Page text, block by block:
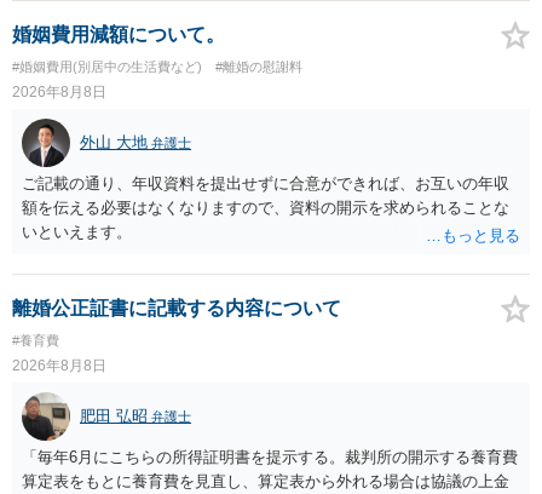
婚姻費用減額について。
#婚姻費用(別居中の生活費など) #離婚の慰謝料
2026年8月8日
外山 大地 弁護士
ご記載の通り、年収資料を提出せずに合意ができれば、お互いの年収
額を伝える必要はなくなりますので、資料の開示を求められることな
いといえます。
離婚公正証書に記載する内容について
#養育費
2026年8月8日
肥田 弘昭 弁護士
「毎年6月にこちらの所得証明書を提示する。裁判所の開示する養育費
算定表をもとに養育費を見直し、算定表から外れる場合は協議の上金